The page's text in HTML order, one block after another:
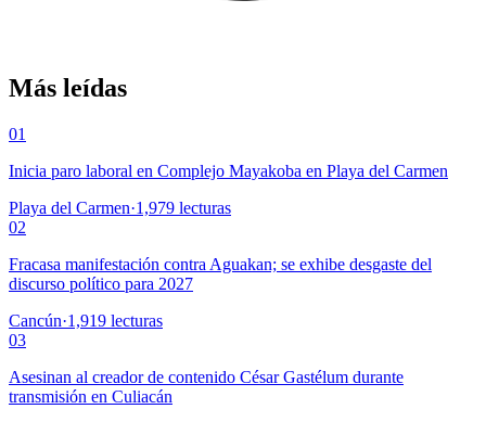
Más leídas
01
Inicia paro laboral en Complejo Mayakoba en Playa del Carmen
Playa del Carmen·1,979 lecturas
02
Fracasa manifestación contra Aguakan; se exhibe desgaste del
discurso político para 2027
Cancún·1,919 lecturas
03
Asesinan al creador de contenido César Gastélum durante
transmisión en Culiacán